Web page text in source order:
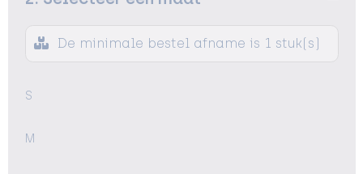
De minimale bestel afname is 1 stuk(s)
S
M